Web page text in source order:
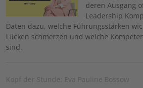
deren Ausgang
Leadership
Daten dazu, welche Führungsstärken
Lücken schmerzen und welche
sind.
Kopf der Stunde: Eva Pauline Bossow